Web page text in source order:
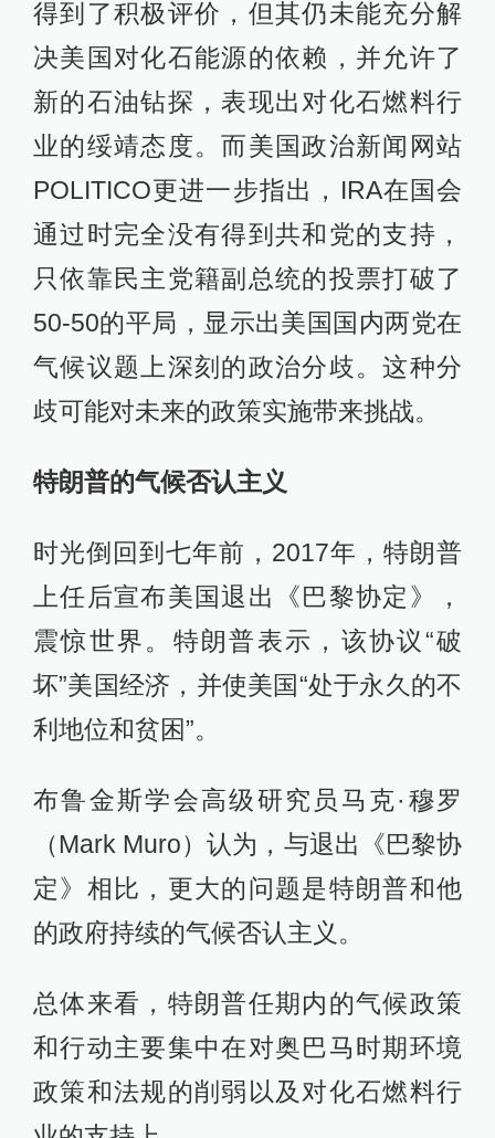
得到了积极评价，但其仍未能充分解
决美国对化石能源的依赖，并允许了
新的石油钻探，表现出对化石燃料行
业的绥靖态度。而美国政治新闻网站
POLITICO更进一步指出，IRA在国会
通过时完全没有得到共和党的支持，
只依靠民主党籍副总统的投票打破了
50-50的平局，显示出美国国内两党在
气候议题上深刻的政治分歧。这种分
歧可能对未来的政策实施带来挑战。
特朗普的气候否认主义
时光倒回到七年前，2017年，特朗普
上任后宣布美国退出《巴黎协定》，
震惊世界。特朗普表示，该协议“破
坏”美国经济，并使美国“处于永久的不
利地位和贫困”。
布鲁金斯学会高级研究员马克·穆罗
（Mark Muro）认为，与退出《巴黎协
定》相比，更大的问题是特朗普和他
的政府持续的气候否认主义。
总体来看，特朗普任期内的气候政策
和行动主要集中在对奥巴马时期环境
政策和法规的削弱以及对化石燃料行